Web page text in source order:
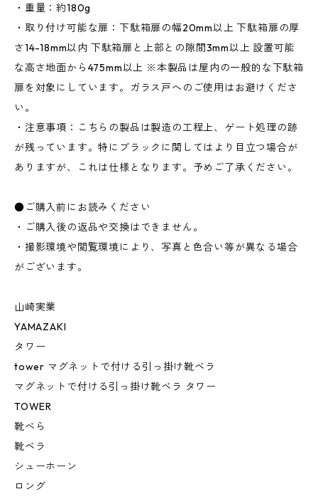
・重量：約180g
・取り付け可能な扉：下駄箱扉の幅20mm以上 下駄箱扉の厚
さ14-18mm以内 下駄箱扉と上部との隙間3mm以上 設置可能
な高さ地面から475mm以上 ※本製品は屋内の一般的な下駄箱
扉を対象にしています。ガラス戸へのご使用はお避けくださ
い。
・注意事項：こちらの製品は製造の工程上、ゲート処理の跡
が残っています。特にブラックに関してはより目立つ場合が
ありますが、これは仕様となります。予めご了承ください。
●ご購入前にお読みください
・ご購入後の返品や交換はできません。
・撮影環境や閲覧環境により、写真と色合い等が異なる場合
がございます。
山崎実業
YAMAZAKI
タワー
tower マグネットで付ける引っ掛け靴ベラ
マグネットで付ける引っ掛け靴ベラ タワー
TOWER
靴べら
靴ベラ
シューホーン
ロング